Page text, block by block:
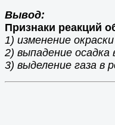
Вывод:
Признаки реакций
1) изменение
2) выпадение осадка
3) выделение газа в